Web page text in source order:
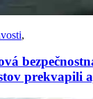
,
prekvapili